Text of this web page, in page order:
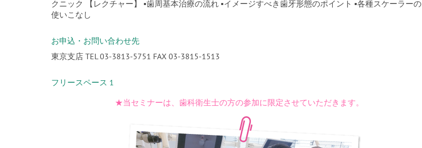
クニック 【レクチャー】 ▪歯周基本治療の流れ ▪イメージすべき歯牙形態のポイント ▪各種スケーラーの
使いこなし
お申込・お問い合わせ先
東京支店 TEL 03-3813-5751 FAX 03-3815-1513
フリースペース 1
★当セミナーは、歯科衛生士の方の参加に限定させていただきます。